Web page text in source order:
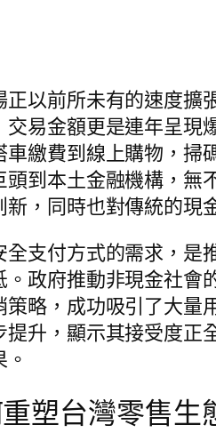
正以前所未有的速度
交易金額更是連年呈
繳費到線上購物，
到本土金融機構，
，同時也對傳統的現
支付方式的需求，
。政府推動非現金社
策略，成功吸引了大
升，顯示其接受度
塑台灣零售生